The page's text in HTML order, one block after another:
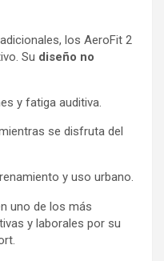
los AeroFit 2
Su diseño no
y fatiga auditiva.
se disfruta del
y uso urbano.
uno de los más
y laborales por su